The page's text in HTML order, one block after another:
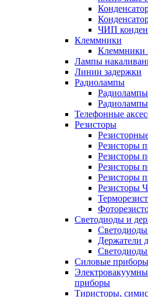
ЧИП
Клеммники
Клеммники
Лампы
Линии задержки
Радиолампы
Радиолампы
Телефонные
Резисторы
Резисторы
Резисторы
Резисторы
Резисторы
Резисторы
Светодиоды и
Держатели
Светодиоды
Силовые приборы
приборы
Тиристоры,